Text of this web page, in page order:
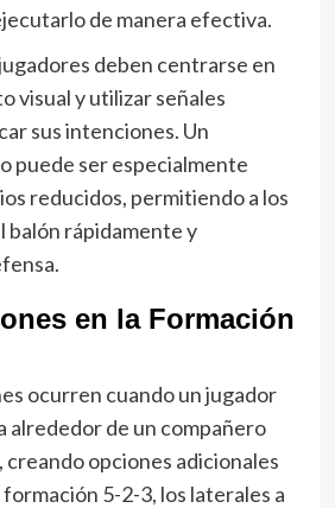
de manera efectiva.
deben centrarse en
visual y utilizar señales
sus intenciones. Un
puede ser especialmente
reducidos, permitiendo a los
balón rápidamente y
en la Formación
ocurren cuando un jugador
alrededor de un compañero
creando opciones adicionales
5-2-3, los laterales a